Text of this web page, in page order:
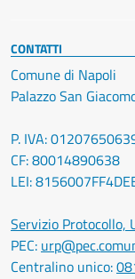
CONTATTI
Comune di Napoli
Palazzo San
P. IVA:
CF: 80014890638
LEI:
Servizio Protocollo,
PEC:
Centralino unico: